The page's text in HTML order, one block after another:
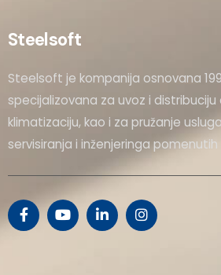
Steelsoft
Steelsoft je kompanija osnovana
specijalizovana za uvoz i
klimatizaciju, kao i za pružanje
servisiranja i inženjeringa